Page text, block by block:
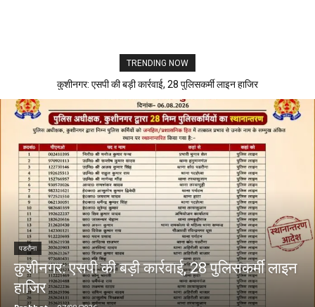
TRENDING NOW
कुशीनगर: एसपी की बड़ी कार्रवाई, 28 पुलिसकर्मी लाइन हाजिर
पडरौना
कुशीनगर: एसपी की बड़ी कार्रवाई, 28 पुलिसकर्मी लाइन
हाजिर